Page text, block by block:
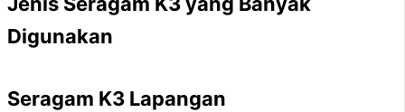
Digunakan
Seragam K3 Lapangan